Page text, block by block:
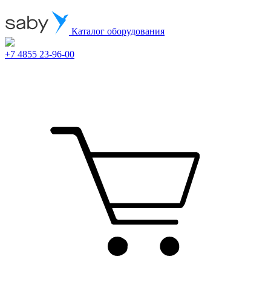
Каталог оборудования
+7 4855 23-96-00